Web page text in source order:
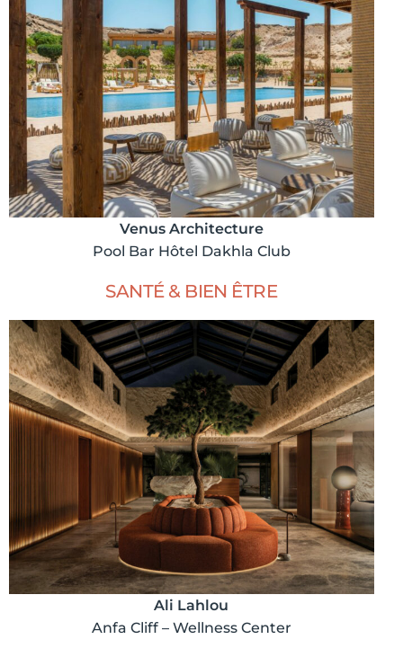
Venus Architecture
Pool Bar Hôtel Dakhla Club
SANTÉ & BIEN ÊTRE
Ali Lahlou
Anfa Cliff – Wellness Center